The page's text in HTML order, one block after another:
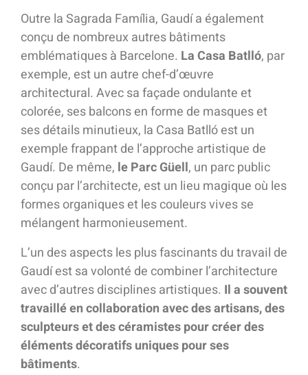
Outre la Sagrada Família, Gaudí a également
conçu de nombreux autres bâtiments
emblématiques à Barcelone. La Casa Batlló, par
exemple, est un autre chef-d’œuvre
architectural. Avec sa façade ondulante et
colorée, ses balcons en forme de masques et
ses détails minutieux, la Casa Batlló est un
exemple frappant de l’approche artistique de
Gaudí. De même, le Parc Güell, un parc public
conçu par l’architecte, est un lieu magique où les
formes organiques et les couleurs vives se
mélangent harmonieusement.
L’un des aspects les plus fascinants du travail de
Gaudí est sa volonté de combiner l’architecture
avec d’autres disciplines artistiques. Il a souvent
travaillé en collaboration avec des artisans, des
sculpteurs et des céramistes pour créer des
éléments décoratifs uniques pour ses
bâtiments.